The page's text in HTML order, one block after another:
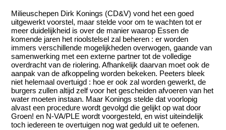
Milieuschepen Dirk Konings (CD&V) vond het een goed
uitgewerkt voorstel, maar stelde voor om te wachten tot er
meer duidelijkheid is over de manier waarop Essen de
komende jaren het rioolstelsel zal beheren : er worden
immers verschillende mogelijkheden overwogen, gaande van
samenwerking met een externe partner tot de volledige
overdracht van de riolering. Afhankelijk daarvan moet ook de
aanpak van de afkoppeling worden bekeken. Peeters bleek
niet helemaal overtuigd : hoe er ook zal worden gewerkt, de
burgers zullen altijd zelf voor het gescheiden afvoeren van het
water moeten instaan. Maar Konings stelde dat voorlopig
alvast een procedure wordt gevolgd die gelijkt op wat door
Groen! en N-VA/PLE wordt voorgesteld, en wist uiteindelijk
toch iedereen te overtuigen nog wat geduld uit te oefenen.